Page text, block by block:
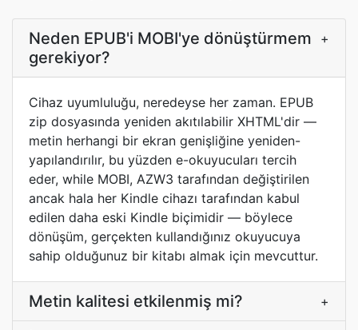
Neden EPUB'i MOBI'ye dönüştürmem
gerekiyor?
+
Cihaz uyumluluğu, neredeyse her zaman. EPUB
zip dosyasında yeniden akıtılabilir XHTML'dir —
metin herhangi bir ekran genişliğine yeniden-
yapılandırılır, bu yüzden e-okuyucuları tercih
eder, while MOBI, AZW3 tarafından değiştirilen
ancak hala her Kindle cihazı tarafından kabul
edilen daha eski Kindle biçimidir — böylece
dönüşüm, gerçekten kullandığınız okuyucuya
sahip olduğunuz bir kitabı almak için mevcuttur.
Metin kalitesi etkilenmiş mi? +